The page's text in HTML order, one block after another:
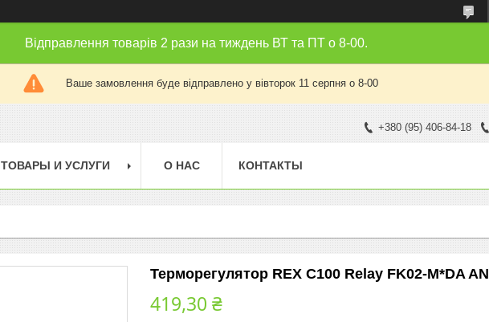
Відправлення товарів 2 рази на тиждень ВТ та ПТ о 8-00.
Ваше замовлення буде відправлено у вівторок 11 серпня о 8-00
+380 (95) 406-84-18
ТОВАРЫ И УСЛУГИ О НАС КОНТАКТЫ
Терморегулятор REX C100 Relay FK02-M*DA AN
419,30 ₴